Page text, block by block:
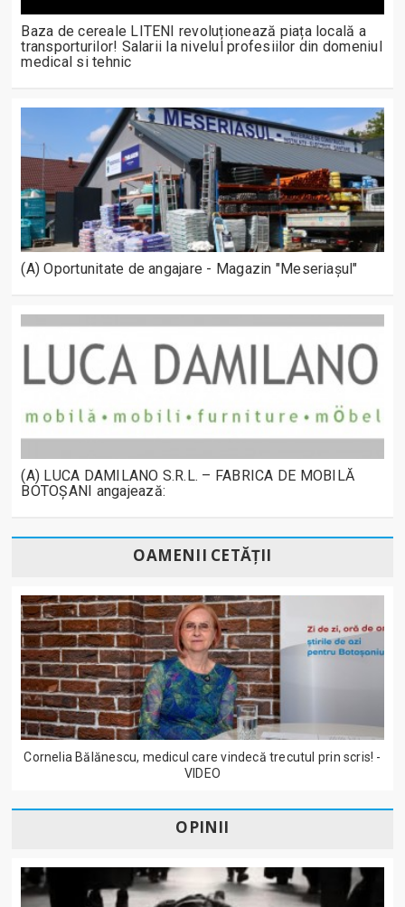
Baza de cereale LITENI revoluționează piața locală a
transporturilor! Salarii la nivelul profesiilor din domeniul
medical si tehnic
(A) Oportunitate de angajare - Magazin "Meseriașul"
(A) LUCA DAMILANO S.R.L. – FABRICA DE MOBILĂ
BOTOȘANI angajează:
OAMENII CETĂȚII
Cornelia Bălănescu, medicul care vindecă trecutul prin scris! -
VIDEO
OPINII